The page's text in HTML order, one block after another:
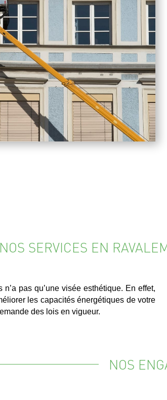
NOS SERVICES EN
pas qu’une visée esthétique. En effet,
les capacités énergétiques de votre
des lois en vigueur.
NOS